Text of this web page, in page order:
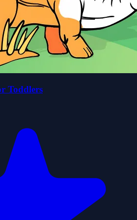
Toddlers